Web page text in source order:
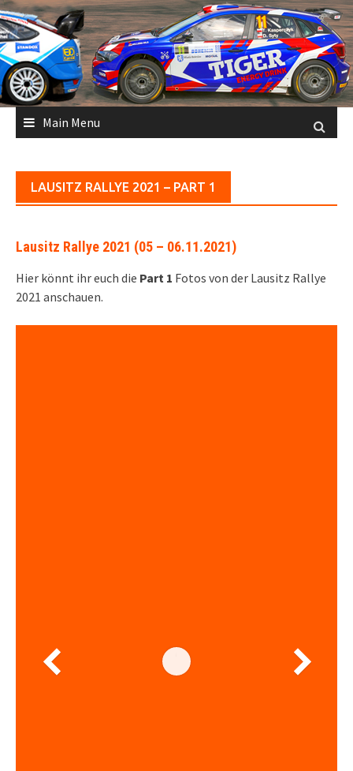
Skip
to
content
Main Menu
LAUSITZ RALLYE 2021 – PART 1
Lausitz Rallye 2021 (05 – 06.11.2021)
Hier könnt ihr euch die Part 1 Fotos von der Lausitz Rallye
2021 anschauen.